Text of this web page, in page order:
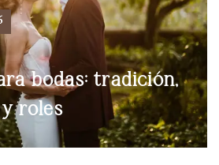
bodas: tradición,
roles